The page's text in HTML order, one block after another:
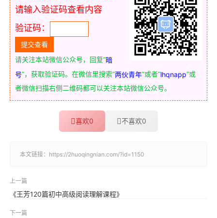
请输入验证码查看内容
验证码：
请关注本站微信公众号，回复“暗
号”，获取验证码。在微信里搜索“两伙青年”或者“lhqnapp”或
者微信扫描右侧二维码都可以关注本站微信公众号。
喜欢0 不喜欢0
本文链接： https://2huoqingnian.com/?id=1150
上一篇
《王芳120篇初中高级阅读理解课程》
下一篇